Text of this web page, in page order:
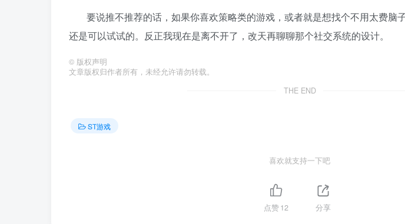
要说推不推荐的话，如果你喜欢策略类的游戏，或者就是想找个不用太费脑
还是可以试试的。反正我现在是离不开了，改天再聊聊那个社交系统的设计。
© 版权声明
文章版权归作者所有，未经允许请勿转载。
THE END
ST游戏
喜欢就支持一下吧
点赞12 分享